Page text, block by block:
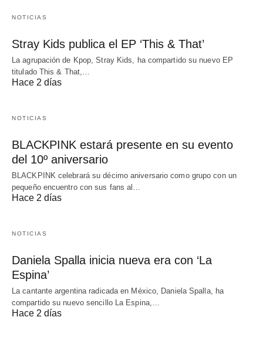
NOTICIAS
Stray Kids publica el EP ‘This & That’
La agrupación de Kpop, Stray Kids, ha compartido su nuevo EP
titulado This & That,…
Hace 2 días
NOTICIAS
BLACKPINK estará presente en su evento
del 10º aniversario
BLACKPINK celebrará su décimo aniversario como grupo con un
pequeño encuentro con sus fans al…
Hace 2 días
NOTICIAS
Daniela Spalla inicia nueva era con ‘La
Espina’
La cantante argentina radicada en México, Daniela Spalla, ha
compartido su nuevo sencillo La Espina,…
Hace 2 días